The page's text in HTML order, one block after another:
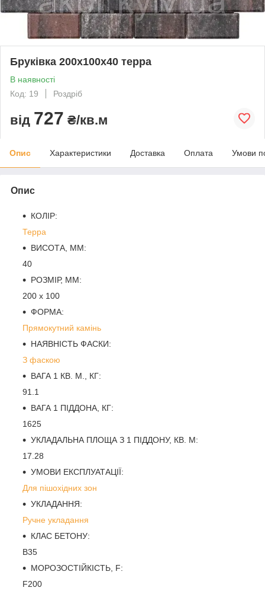
Бруківка 200х100х40 терра
В наявності
Код: 19
Роздріб
від 727 ₴/кв.м
Опис Характеристики Доставка Оплата Умови
Опис
КОЛІР:
Терра
ВИСОТА, ММ:
40
РОЗМІР, ММ:
200 х 100
ФОРМА:
Прямокутний камінь
НАЯВНІСТЬ ФАСКИ:
З фаскою
ВАГА 1 КВ. М., КГ:
91.1
ВАГА 1 ПІДДОНА, КГ:
1625
УКЛАДАЛЬНА ПЛОЩА З 1 ПІДДОНУ, КВ. М:
17.28
УМОВИ ЕКСПЛУАТАЦІЇ:
Для пішохідних зон
УКЛАДАННЯ:
Ручне укладання
КЛАС БЕТОНУ:
B35
МОРОЗОСТІЙКІСТЬ, F:
F200